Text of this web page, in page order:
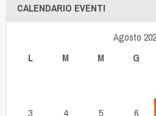
CALENDARIO EVENTI
Agosto
L
M M G
3 4 5 6